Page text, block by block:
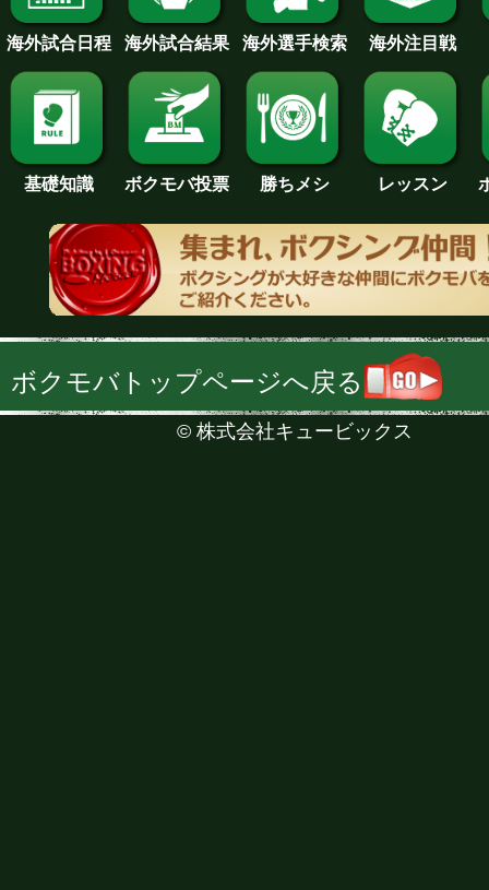
海外試合日程 海外試合結果 海外選手検索 海外注目戦
基礎知識 ボクモバ投票 勝ちメシ レッスン
ボクモバトップページへ戻る
© 株式会社キュービックス